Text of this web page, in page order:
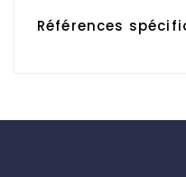
Références